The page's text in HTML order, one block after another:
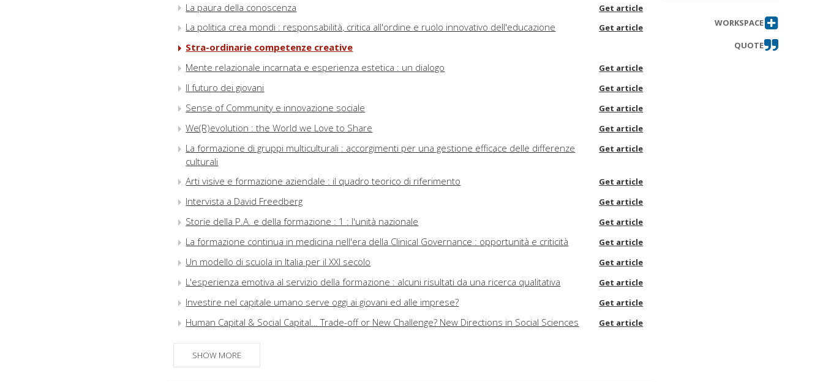
La paura della conoscenza Get article
La politica crea mondi : responsabilità, critica all'ordine e ruolo innovativo dell'educazione Get article
Stra-ordinarie competenze creative
Mente relazionale incarnata e esperienza estetica : un dialogo
Get article
Il futuro dei giovani Get article
Sense of Community e innovazione sociale Get article
We(R)evolution : the World we Love to Share Get article
La formazione di gruppi multiculturali : accorgimenti per una gestione efficace delle differenze
culturali
Get article
Arti visive e formazione aziendale : il quadro teorico di riferimento Get article
Intervista a David Freedberg Get article
Storie della P.A. e della formazione : 1 : l'unità nazionale Get article
La formazione continua in medicina nell'era della Clinical Governance : opportunità e criticità Get article
Un modello di scuola in Italia per il XXI secolo Get article
L'esperienza emotiva al servizio della formazione : alcuni risultati da una ricerca qualitativa Get article
Investire nel capitale umano serve oggi ai giovani ed alle imprese? Get article
Human Capital & Social Capital… Trade-off or New Challenge? New Directions in Social Sciences
Get article
Verso l'organizzazione empatica : il contributo delle neuroscienze
SHOW MORE
WORKSPACE
QUOTE